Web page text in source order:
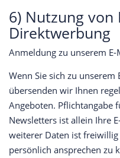
6) Nutzung
Direktwerbung
Anmeldung zu unserem
Wenn Sie sich zu
übersenden wir Ihnen
Angeboten. Pflichtangabe
Newsletters ist allein Ihre
weiterer Daten ist
persönlich ansprechen zu